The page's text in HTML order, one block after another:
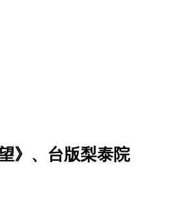
》、台版梨泰院